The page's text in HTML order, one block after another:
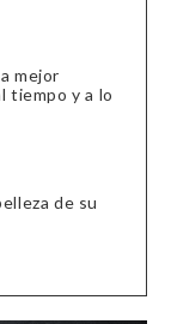
mejor
tiempo y a lo
de su